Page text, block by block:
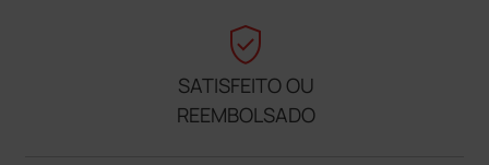
verified_user
SATISFEITO OU
REEMBOLSADO